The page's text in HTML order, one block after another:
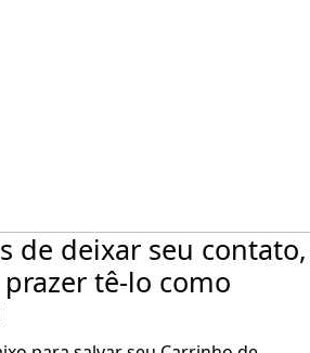
de deixar seu contato,
tê-lo como